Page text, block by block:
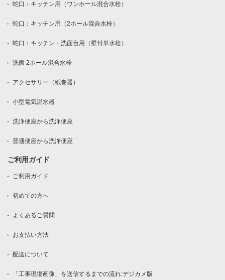
蛇口：キッチン用（ワンホール混合水栓）
蛇口：キッチン用（2ホール混合水栓）
蛇口：キッチン・洗面台用（壁付単水栓）
洗面 2ホール混合水栓
アクセサリー（紙巻器）
小型電気温水器
洗浄便座から洗浄便座
普通便座から洗浄便座
ご利用ガイド
ご利用ガイド
初めての方へ
よくあるご質問
お支払い方法
配送について
「工事現場画像」を送信するまでの流れ:デジカメ版